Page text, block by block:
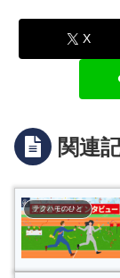
X
関連
テクハモのひと